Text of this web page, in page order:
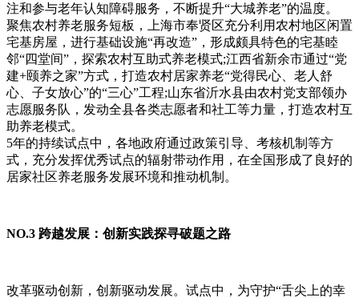
注和参与老年认知障碍服务，不断提升“大城养老”的温度。
聚焦农村养老服务短板，上海市奉贤区充分利用农村地区闲置
宅基房屋，进行基础设施“再改造”，形成颇具特色的宅基睦
邻“四堂间”，探索农村互助式养老模式;江西省新余市通过“党
建+颐养之家”方式，打造农村居家养老“党得民心、老人舒
心、子女放心”的“三心”工程;山东省沂水县由农村党支部领办
志愿服务队，发动全县各类志愿者和社工等力量，打造农村互
助养老模式。
5年的持续试点中，各地政府通过政策引导、考核机制等方
式，充分发挥优秀试点的辐射带动作用，在全国形成了良好的
居家社区养老服务发展环境和推动机制。
NO.3 跨越发展：创新实践探寻破题之路
改革驱动创新，创新驱动发展。试点中，为守护“舌尖上的幸